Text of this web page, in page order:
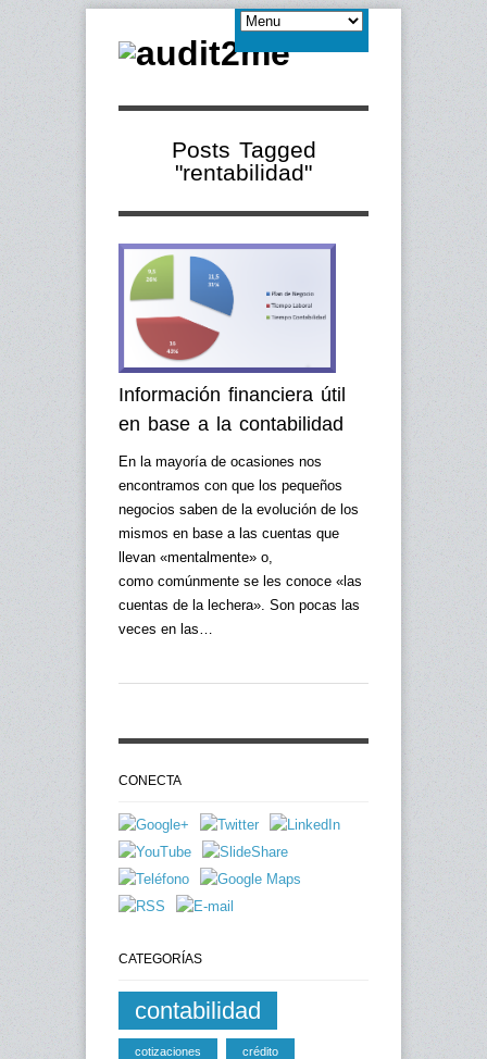
Posts Tagged
"rentabilidad"
Información financiera útil
en base a la contabilidad
En la mayoría de ocasiones nos
encontramos con que los pequeños
negocios saben de la evolución de los
mismos en base a las cuentas que
llevan «mentalmente» o,
como comúnmente se les conoce «las
cuentas de la lechera». Son pocas las
veces en las…
CONECTA
CATEGORÍAS
contabilidad
cotizaciones crédito